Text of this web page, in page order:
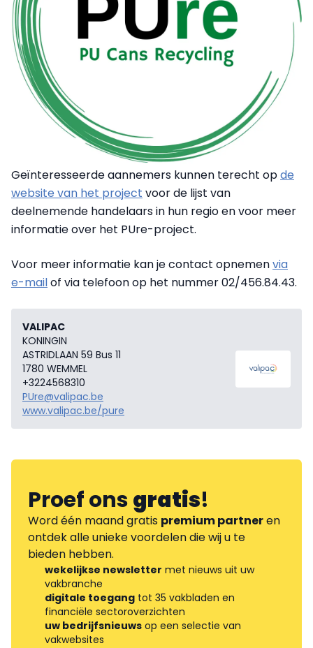
Geïnteresseerde aannemers kunnen terecht opde
website van het project voor de lijst van
deelnemende handelaars in hun regio en voor meer
informatie over het PUre-project.
Voor meer informatie kan je contact opnemenvia
e-mailof via telefoon op het nummer 02/456.84.43.
VALIPAC
KONINGIN
ASTRIDLAAN 59 Bus 11
1780 WEMMEL
+3224568310
PUre@valipac.be
www.valipac.be/pure
Proef onsgratis!
Word één maand gratis premium partneren
ontdek alle unieke voordelen die wij u te
bieden hebben.
wekelijkse newsletter met nieuws uit uw
vakbranche
digitale toegang tot 35 vakbladen en
financiële sectoroverzichten
uw bedrijfsnieuws op een selectie van
vakwebsites